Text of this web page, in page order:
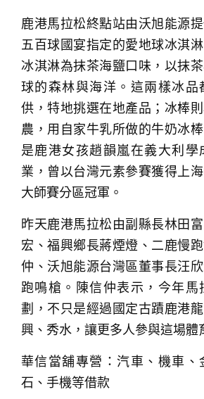
鹿港馬拉松終點站由沃旭能源
五百球國宴指定的愛地球冰淇
冰淇淋為抹茶海鹽口味，以抹
球的森林與海洋。這兩樣冰品
供，特地挑選在地產品；冰棒
農，用自家牛乳所做的牛奶冰
是鹿港女孩趙韻嵐在義大利學
業，曾以台灣元素參賽獲得上
大師賽分區冠軍。
昨天鹿港馬拉松由副縣長林田
宏、福興鄉長蔣煙燈、二鹿慢
仲、沃旭能源台灣區董事長汪
跑鳴槍。陳信仲表示，今年馬
劃，不只是經過國定古蹟鹿港
興、秀水，讓更多人參與這場體
華信當舖專營：汽車、機車、
石、手機等借款